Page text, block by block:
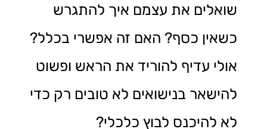
שואלים את עצמם איך להתגרש
כשאין כסף? האם זה אפשרי בכלל?
אולי עדיף להוריד את הראש ופשוט
להישאר בנישואים לא טובים רק כדי
לא להיכנס לבוץ כלכלי?